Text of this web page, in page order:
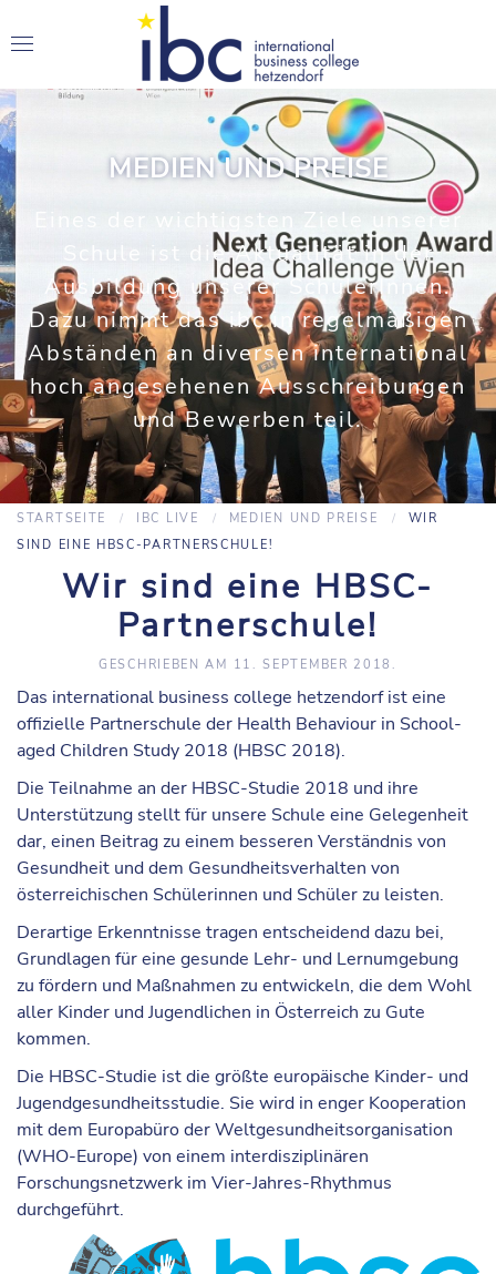
MEDIEN UND PREISE
Eines der wichtigsten Ziele unserer
Schule ist die Aktualität in der
Ausbildung unserer SchülerInnen.
Dazu nimmt das ibc in regelmäßigen
Abständen an diversen international
hoch angesehenen Ausschreibungen
und Bewerben teil.
STARTSEITE IBC LIVE MEDIEN UND PREISE
WIR
SIND EINE HBSC-PARTNERSCHULE!
Wir sind eine HBSC-
Partnerschule!
GESCHRIEBEN AM 11. SEPTEMBER 2018.
Das international business college hetzendorf ist eine
offizielle Partnerschule der Health Behaviour in School-
aged Children Study 2018 (HBSC 2018).
Die Teilnahme an der HBSC-Studie 2018 und ihre
Unterstützung stellt für unsere Schule eine Gelegenheit
dar, einen Beitrag zu einem besseren Verständnis von
Gesundheit und dem Gesundheitsverhalten von
österreichischen Schülerinnen und Schüler zu leisten.
Derartige Erkenntnisse tragen entscheidend dazu bei,
Grundlagen für eine gesunde Lehr- und Lernumgebung
zu fördern und Maßnahmen zu entwickeln, die dem Wohl
aller Kinder und Jugendlichen in Österreich zu Gute
kommen.
Die HBSC-Studie ist die größte europäische Kinder- und
Jugendgesundheitsstudie. Sie wird in enger Kooperation
mit dem Europabüro der Weltgesundheitsorganisation
(WHO-Europe) von einem interdisziplinären
Forschungsnetzwerk im Vier-Jahres-Rhythmus
durchgeführt.